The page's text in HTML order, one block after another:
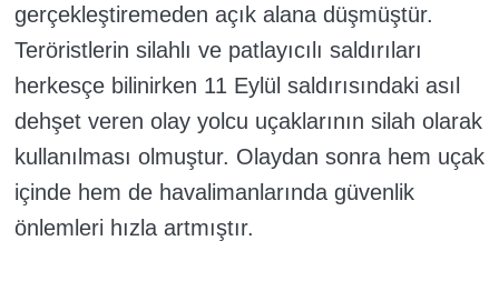
gerçekleştiremeden açık alana düşmüştür.
Teröristlerin silahlı ve patlayıcılı saldırıları
herkesçe bilinirken 11 Eylül saldırısındaki asıl
dehşet veren olay yolcu uçaklarının silah olarak
kullanılması olmuştur. Olaydan sonra hem uçak
içinde hem de havalimanlarında güvenlik
önlemleri hızla artmıştır.